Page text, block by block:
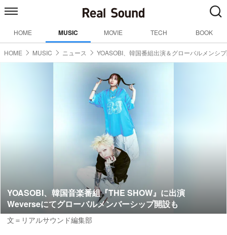
HOME MUSIC MOVIE TECH BOOK
HOME MUSIC ニュース YOASOBI、韓国番組出演＆グローバルメンシ
YOASOBI、韓国音楽番組『THE SHOW』に出演
Weverseにてグローバルメンバーシップ開設も
文＝リアルサウンド編集部